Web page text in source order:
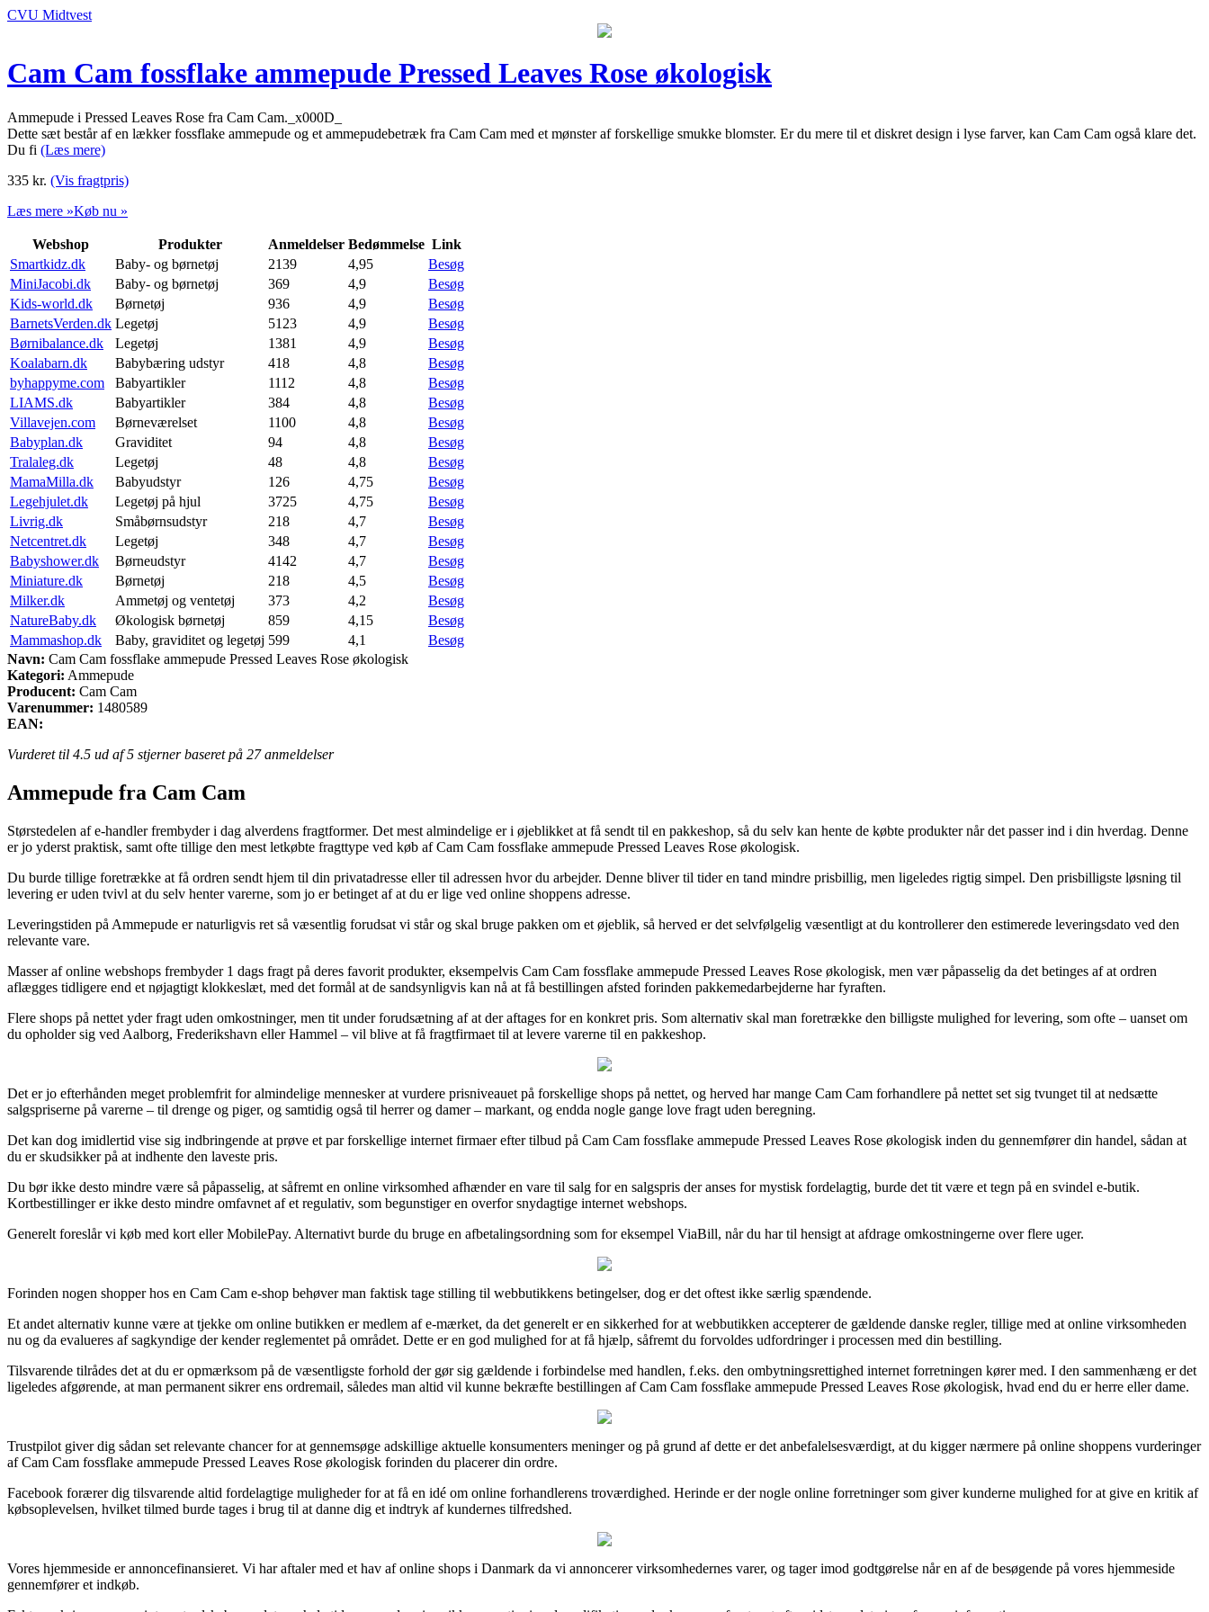
CVU Midtvest
Cam Cam fossflake ammepude Pressed Leaves Rose økologisk
Ammepude i Pressed Leaves Rose fra Cam Cam._x000D_
Dette sæt består af en lækker fossflake ammepude og et ammepudebetræk fra Cam Cam med et mønster af forskellige smukke blomster. Er du mere til et diskret design i lyse farver, kan Cam Cam også klare det.
Du fi (Læs mere)
335 kr. (Vis fragtpris)
Læs mere »Køb nu »
Webshop Produkter Anmeldelser Bedømmelse Link
Smartkidz.dk
Baby- og børnetøj 2139 4,95
Besøg
MiniJacobi.dk
Baby- og børnetøj 369 4,9
Besøg
Kids-world.dk
Børnetøj 936 4,9
Besøg
BarnetsVerden.dk Legetøj 5123 4,9
Besøg
Børnibalance.dk
Legetøj 1381 4,9
Besøg
Koalabarn.dk
Babybæring udstyr 418 4,8
Besøg
byhappyme.com
Babyartikler 1112 4,8
Besøg
LIAMS.dk
Babyartikler 384 4,8
Besøg
Villavejen.com
Børneværelset 1100 4,8
Besøg
Babyplan.dk
Graviditet 94 4,8
Besøg
Tralaleg.dk
Legetøj 48 4,8
Besøg
MamaMilla.dk
Babyudstyr 126 4,75
Besøg
Legehjulet.dk
Legetøj på hjul 3725 4,75
Besøg
Livrig.dk
Småbørnsudstyr 218 4,7
Besøg
Netcentret.dk
Legetøj 348 4,7
Besøg
Babyshower.dk
Børneudstyr 4142 4,7
Besøg
Miniature.dk
Børnetøj 218 4,5
Besøg
Milker.dk
Ammetøj og ventetøj 373 4,2
Besøg
NatureBaby.dk
Økologisk børnetøj 859 4,15
Besøg
Mammashop.dk
Baby, graviditet og legetøj 599 4,1
Besøg
Navn: Cam Cam fossflake ammepude Pressed Leaves Rose økologisk
Kategori: Ammepude
Producent: Cam Cam
Varenummer: 1480589
EAN:
Vurderet til 4.5 ud af 5 stjerner baseret på 27anmeldelser
Ammepude fra Cam Cam
Størstedelen af e-handler frembyder i dag alverdens fragtformer. Det mest almindelige er i øjeblikket at få sendt til en pakkeshop, så du selv kan hente de købte produkter når det passer ind i din hverdag. Denne
er jo yderst praktisk, samt ofte tillige den mest letkøbte fragttype ved køb af Cam Cam fossflake ammepude Pressed Leaves Rose økologisk.
Du burde tillige foretrække at få ordren sendt hjem til din privatadresse eller til adressen hvor du arbejder. Denne bliver til tider en tand mindre prisbillig, men ligeledes rigtig simpel. Den prisbilligste løsning til
levering er uden tvivl at du selv henter varerne, som jo er betinget af at du er lige ved online shoppens adresse.
Leveringstiden på Ammepude er naturligvis ret så væsentlig forudsat vi står og skal bruge pakken om et øjeblik, så herved er det selvfølgelig væsentligt at du kontrollerer den estimerede leveringsdato ved den
relevante vare.
Masser af online webshops frembyder 1 dags fragt på deres favorit produkter, eksempelvis Cam Cam fossflake ammepude Pressed Leaves Rose økologisk, men vær påpasselig da det betinges af at ordren
aflægges tidligere end et nøjagtigt klokkeslæt, med det formål at de sandsynligvis kan nå at få bestillingen afsted forinden pakkemedarbejderne har fyraften.
Flere shops på nettet yder fragt uden omkostninger, men tit under forudsætning af at der aftages for en konkret pris. Som alternativ skal man foretrække den billigste mulighed for levering, som ofte – uanset om
du opholder sig ved Aalborg, Frederikshavn eller Hammel – vil blive at få fragtfirmaet til at levere varerne til en pakkeshop.
Det er jo efterhånden meget problemfrit for almindelige mennesker at vurdere prisniveauet på forskellige shops på nettet, og herved har mange Cam Cam forhandlere på nettet set sig tvunget til at nedsætte
salgspriserne på varerne – til drenge og piger, og samtidig også til herrer og damer – markant, og endda nogle gange love fragt uden beregning.
Det kan dog imidlertid vise sig indbringende at prøve et par forskellige internet firmaer efter tilbud på Cam Cam fossflake ammepude Pressed Leaves Rose økologisk inden du gennemfører din handel, sådan at
du er skudsikker på at indhente den laveste pris.
Du bør ikke desto mindre være så påpasselig, at såfremt en online virksomhed afhænder en vare til salg for en salgspris der anses for mystisk fordelagtig, burde det tit være et tegn på en svindel e-butik.
Kortbestillinger er ikke desto mindre omfavnet af et regulativ, som begunstiger en overfor snydagtige internet webshops.
Generelt foreslår vi køb med kort eller MobilePay. Alternativt burde du bruge en afbetalingsordning som for eksempel ViaBill, når du har til hensigt at afdrage omkostningerne over flere uger.
Forinden nogen shopper hos en Cam Cam e-shop behøver man faktisk tage stilling til webbutikkens betingelser, dog er det oftest ikke særlig spændende.
Et andet alternativ kunne være at tjekke om online butikken er medlem af e-mærket, da det generelt er en sikkerhed for at webbutikken accepterer de gældende danske regler, tillige med at online virksomheden
nu og da evalueres af sagkyndige der kender reglementet på området. Dette er en god mulighed for at få hjælp, såfremt du forvoldes udfordringer i processen med din bestilling.
Tilsvarende tilrådes det at du er opmærksom på de væsentligste forhold der gør sig gældende i forbindelse med handlen, f.eks. den ombytningsrettighed internet forretningen kører med. I den sammenhæng er det
ligeledes afgørende, at man permanent sikrer ens ordremail, således man altid vil kunne bekræfte bestillingen af Cam Cam fossflake ammepude Pressed Leaves Rose økologisk, hvad end du er herre eller dame.
Trustpilot giver dig sådan set relevante chancer for at gennemsøge adskillige aktuelle konsumenters meninger og på grund af dette er det anbefalelsesværdigt, at du kigger nærmere på online shoppens vurderinger
af Cam Cam fossflake ammepude Pressed Leaves Rose økologisk forinden du placerer din ordre.
Facebook forærer dig tilsvarende altid fordelagtige muligheder for at få en idé om online forhandlerens troværdighed. Herinde er der nogle online forretninger som giver kunderne mulighed for at give en kritik af
købsoplevelsen, hvilket tilmed burde tages i brug til at danne dig et indtryk af kundernes tilfredshed.
Vores hjemmeside er annoncefinansieret. Vi har aftaler med et hav af online shops i Danmark da vi annoncerer virksomhedernes varer, og tager imod godtgørelse når en af de besøgende på vores hjemmeside
gennemfører et indkøb.